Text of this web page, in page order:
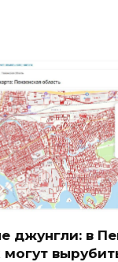
джунгли: в
могут